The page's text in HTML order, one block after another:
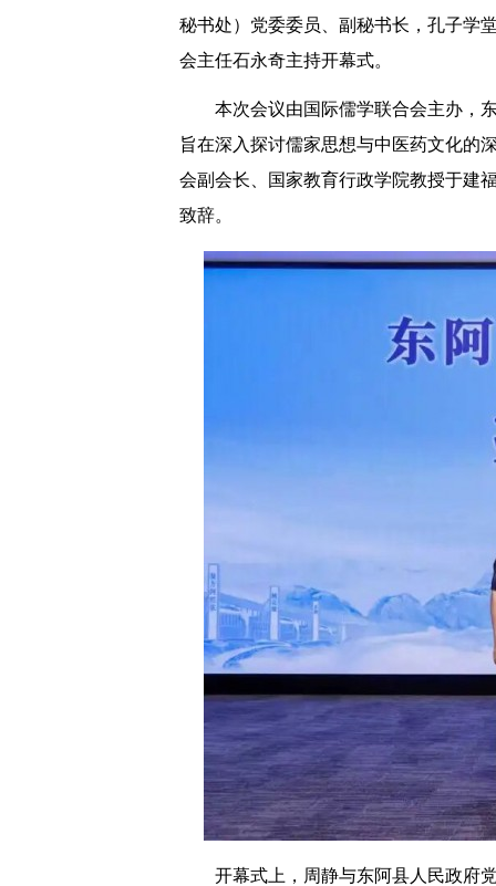
秘书处）党委委员、副秘书长，孔子学
会主任石永奇主持开幕式。
本次会议由国际儒学联合会主办，
旨在深入探讨儒家思想与中医药文化的
会副会长、国家教育行政学院教授于建
致辞。
开幕式上，周静与东阿县人民政府